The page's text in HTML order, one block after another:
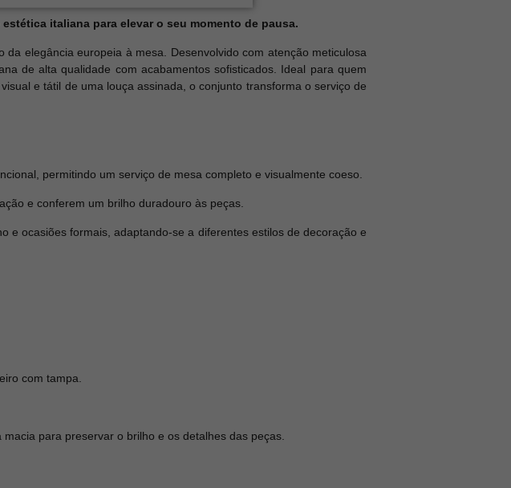
italiana para elevar o seu momento de pausa.
elegância europeia à mesa. Desenvolvido com atenção meticulosa
de alta qualidade com acabamentos sofisticados. Ideal para quem
e tátil de uma louça assinada, o conjunto transforma o serviço de
permitindo um serviço de mesa completo e visualmente coeso.
e conferem um brilho duradouro às peças.
e ocasiões formais, adaptando-se a diferentes estilos de decoração e
com tampa.
para preservar o brilho e os detalhes das peças.